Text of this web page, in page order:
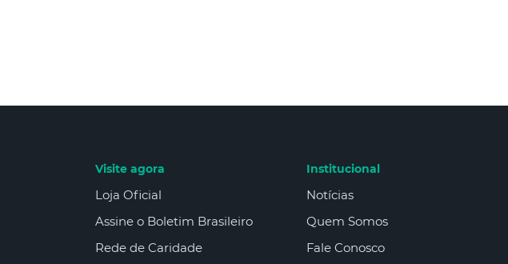
Visite agora
Loja Oficial
Assine o Boletim Brasileiro
Rede de Caridade
Institucional
Notícias
Quem Somos
Fale Conosco